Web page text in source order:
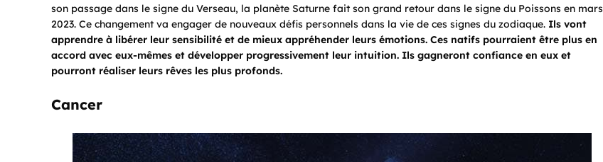
son passage dans le signe du Verseau, la planète Saturne fait son grand retour dans le signe du Poissons en mars
2023. Ce changement va engager de nouveaux défis personnels dans la vie de ces signes du zodiaque. Ils vont
apprendre à libérer leur sensibilité et de mieux appréhender leurs émotions. Ces natifs pourraient être plus en
accord avec eux-mêmes et développer progressivement leur intuition. Ils gagneront confiance en eux et
pourront réaliser leurs rêves les plus profonds.
Cancer